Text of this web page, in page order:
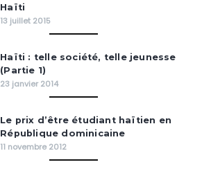
Haïti
13 juillet 2015
Haïti : telle société, telle jeunesse
(Partie 1)
23 janvier 2014
Le prix d’être étudiant haïtien en
République dominicaine
11 novembre 2012